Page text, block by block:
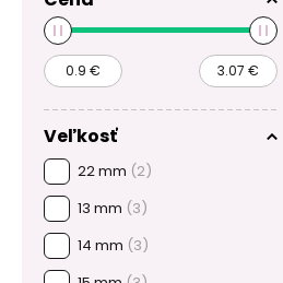
Veľkosť
22 mm (2)
13 mm (3)
14 mm (3)